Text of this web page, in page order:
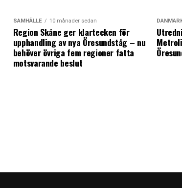
SAMHÄLLE 10 månader sedan
Region Skåne ger klartecken för
upphandling av nya Öresundståg – nu
behöver övriga fem regioner fatta
motsvarande beslut